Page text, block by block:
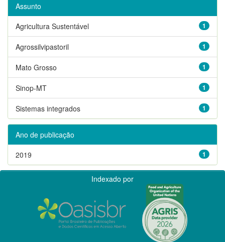
Assunto
1
Agricultura Sustentável
1
Agrossilvipastoril
1
Mato Grosso
1
Sinop-MT
1
Sistemas integrados
Ano de publicação
1
2019
Indexado por